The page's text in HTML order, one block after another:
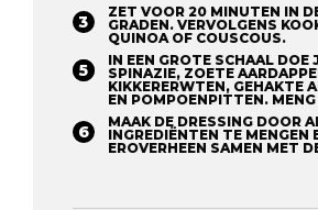
ZET VOOR 20 MINUTEN IN
GRADEN. VERVOLGENS
QUINOA OF COUSCOUS.
IN EEN GROTE SCHAAL DOE
SPINAZIE, ZOETE
KIKKERERWTEN, GEHAKTE
EN POMPOENPITTEN.
MAAK DE DRESSING DOOR
INGREDIËNTEN TE MENGEN
EROVERHEEN SAMEN MET